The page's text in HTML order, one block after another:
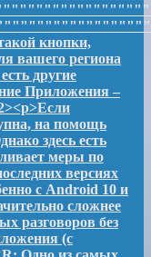
кнопки,
вашего региона
другие
Приложения –
на помощь
здесь есть
меры по
версиях
с Android 10 и
сложнее
разговоров без
(с